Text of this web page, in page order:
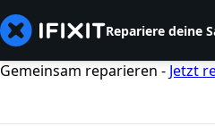
Repariere deine
Gemeinsam reparieren - Jetzt